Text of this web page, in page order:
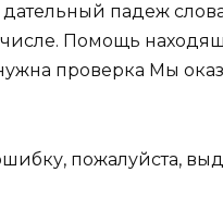
падеж
Помощь
проверка Мы
пожалуйста,